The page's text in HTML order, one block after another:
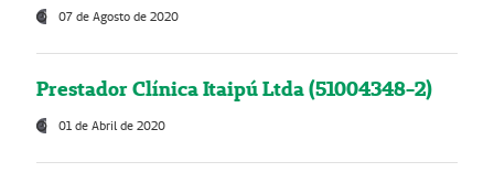
07 de Agosto de 2020
Prestador Clínica Itaipú Ltda (51004348-2)
01 de Abril de 2020